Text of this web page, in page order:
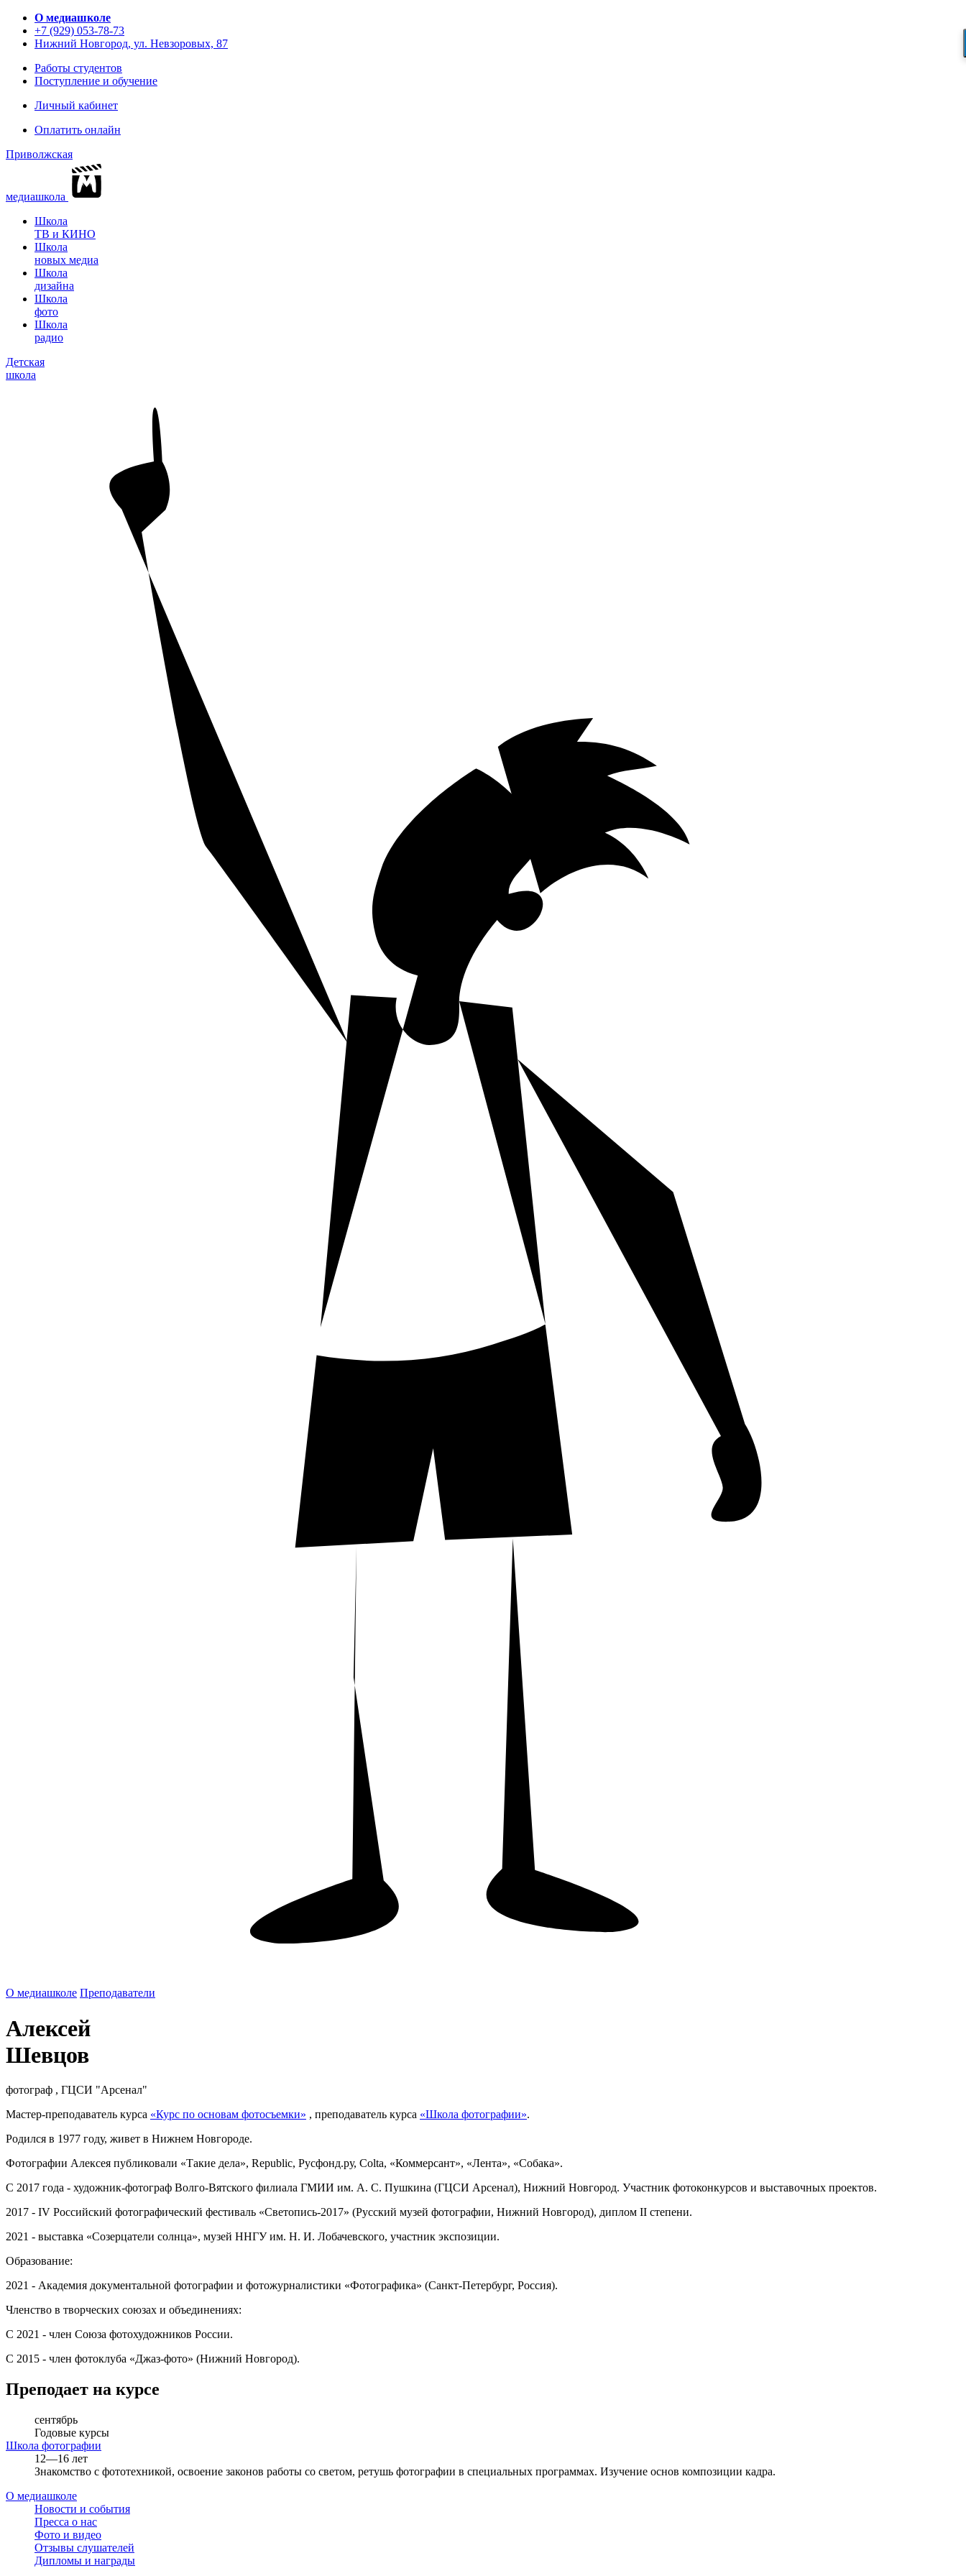
О медиашколе
+7 (929) 053-78-73
Нижний Новгород, ул. Невзоровых, 87
Работы студентов
Поступление и обучение
Личный кабинет
Оплатить онлайн
Приволжская
медиашкола
Школа
ТВ и КИНО
Школа
новых медиа
Школа
дизайна
Школа
фото
Школа
радио
Детская
школа
О медиашколе Преподаватели
Алексей
Шевцов
фотограф , ГЦСИ "Арсенал"
Мастер-преподаватель курса «Курс по основам фотосъемки» , преподаватель курса «Школа фотографии».
Родился в 1977 году, живет в Нижнем Новгороде.
Фотографии Алексея публиковали «Такие дела», Republic, Русфонд.ру, Colta, «Коммерсант», «Лента», «Собака».
С 2017 года - художник-фотограф Волго-Вятского филиала ГМИИ им. А. С. Пушкина (ГЦСИ Арсенал), Нижний Новгород. Участник фотоконкурсов и выставочных проектов.
2017 - IV Российский фотографический фестиваль «Светопись-2017» (Русский музей фотографии, Нижний Новгород), диплом II степени.
2021 - выставка «Созерцатели солнца», музей ННГУ им. Н. И. Лобачевского, участник экспозиции.
Образование:
2021 - Академия документальной фотографии и фотожурналистики «Фотографика» (Санкт-Петербург, Россия).
Членство в творческих союзах и объединениях:
С 2021 - член Союза фотохудожников России.
С 2015 - член фотоклуба «Джаз-фото» (Нижний Новгород).
Преподает на курсе
сентябрь
Годовые курсы
Школа фотографии
12—16 лет
Знакомство с фототехникой, освоение законов работы со светом, ретушь фотографии в специальных программах. Изучение основ композиции кадра.
О медиашколе
Новости и события
Пресса о нас
Фото и видео
Отзывы слушателей
Дипломы и награды